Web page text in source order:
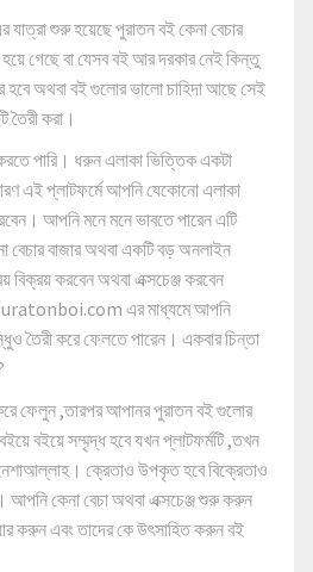
শুরু হয়েছে পুরাতন বই কেনা বেচার
গেছে বা যেসব বই আর দরকার নেই কিন্তু
অথবা বই গুলোর ভালো চাহিদা আছে সেই
তৈরী করা।
পারি। ধরুন এলাকা ভিত্তিক একটা
এই প্লাটফর্মে আপনি যেকোনো এলাকা
আপনি মনে মনে ভাবতে পারেন এটি
বেচার বাজার অথবা একটি বড় অনলাইন
বিক্রয় করবেন অথবা এক্সচেঞ্জ করবেন
এর মাধ্যমে আপনি
তৈরী করে ফেলতে পারেন। একবার চিন্তা
ফেলুন ,তারপর আপানর পুরাতন বই গুলোর
বইয়ে সম্মৃদ্ধ হবে যখন প্লাটফর্মটি ,তখন
ইনশাআল্লাহ। ক্রেতাও উপকৃত হবে বিক্রেতাও
কেনা বেচা অথবা এক্সচেঞ্জ শুরু করুন
করুন এবং তাদের কে উৎসাহিত করুন বই